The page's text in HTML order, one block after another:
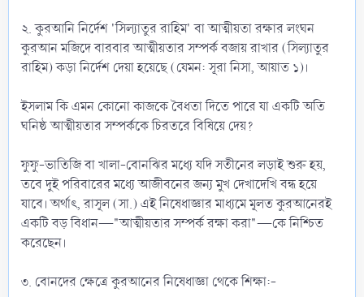
‎২. কুরআনি নির্দেশ 'সিল্যাতুর রাহিম' বা আত্মীয়তা রক্ষার লংঘন
কুরআন মজিদে বারবার আত্মীয়তার সম্পর্ক বজায় রাখার (সিল্যাতুর
রাহিম) কড়া নির্দেশ দেয়া হয়েছে (যেমন: সূরা নিসা, আয়াত ১)।
‎ইসলাম কি এমন কোনো কাজকে বৈধতা দিতে পারে যা একটি অতি
ঘনিষ্ঠ আত্মীয়তার সম্পর্ককে চিরতরে বিষিয়ে দেয়?
‎ফুফু-ভাতিজি বা খালা-বোনঝির মধ্যে যদি সতীনের লড়াই শুরু হয়,
তবে দুই পরিবারের মধ্যে আজীবনের জন্য মুখ দেখাদেখি বন্ধ হয়ে
যাবে। অর্থাৎ, রাসূল (সা.) এই নিষেধাজ্ঞার মাধ্যমে মূলত কুরআনেরই
একটি বড় বিধান—"আত্মীয়তার সম্পর্ক রক্ষা করা"—কে নিশ্চিত
করেছেন।
‎৩. বোনদের ক্ষেত্রে কুরআনের নিষেধাজ্ঞা থেকে শিক্ষা:-